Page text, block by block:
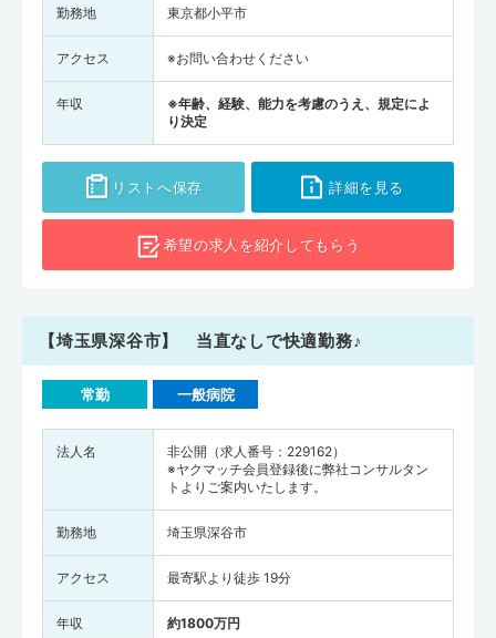
勤務地 東京都小平市
アクセス ※お問い合わせください
年収
※年齢、経験、能力を考慮のうえ、規定によ
り決定
リストへ保存 詳細を見る
希望の求人を紹介してもらう
【埼玉県深谷市】 当直なしで快適勤務♪
常勤 一般病院
法人名
非公開（求人番号：229162）
※ヤクマッチ会員登録後に弊社コンサルタン
トよりご案内いたします。
勤務地 埼玉県深谷市
アクセス 最寄駅より徒歩 19分
年収 約1800万円